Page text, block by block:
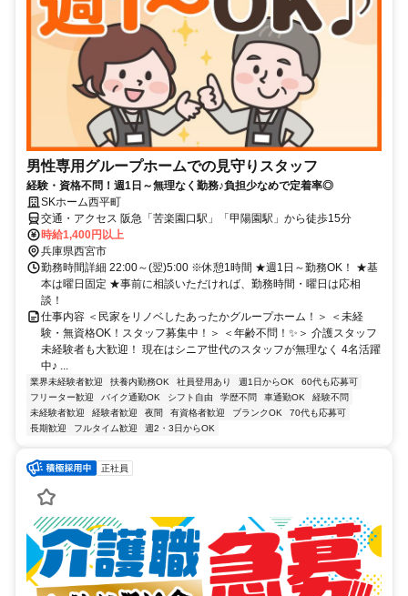
男性専用グループホームでの見守りスタッフ
経験・資格不問！週1日～無理なく勤務♪負担少なめで定着率◎
SKホーム西平町
交通・アクセス 阪急「苦楽園口駅」「甲陽園駅」から徒歩15分
時給1,400円以上
兵庫県西宮市
勤務時間詳細 22:00～(翌)5:00 ※休憩1時間 ★週1日～勤務OK！ ★基
本は曜日固定 ★事前に相談いただければ、勤務時間・曜日は応相
談！
仕事内容 ＜民家をリノベしたあったかグループホーム！＞ ＜未経
験・無資格OK！スタッフ募集中！＞ ＜年齢不問！✨＞ 介護スタッフ
未経験者も大歓迎！ 現在はシニア世代のスタッフが無理なく 4名活躍
中♪ ...
業界未経験者歓迎 扶養内勤務OK 社員登用あり 週1日からOK
60代も応募可
フリーター歓迎
バイク通勤OK シフト自由 学歴不問 車通勤OK
経験不問
未経験者歓迎
経験者歓迎 夜間 有資格者歓迎 ブランクOK
70代も応募可
長期歓迎
フルタイム歓迎 週2・3日からOK
正社員